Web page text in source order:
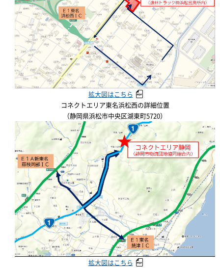
拡大図はこちら
コネクトエリア東名浜松西の詳細位置
（静岡県浜松市中央区湖東町5720）
拡大図はこちら